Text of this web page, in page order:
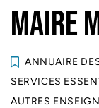
MAIRE
ANNUAIRE
SERVICES
AUTRES